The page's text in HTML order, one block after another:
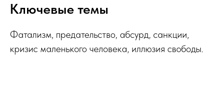
Ключевые темы
Фатализм, предательство, абсурд, санкции,
кризис маленького человека, иллюзия свободы.